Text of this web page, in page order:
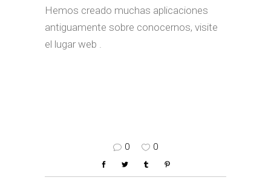
Hemos creado muchas aplicaciones
antiguamente sobre conocernos, visite
el lugar web .
0 0